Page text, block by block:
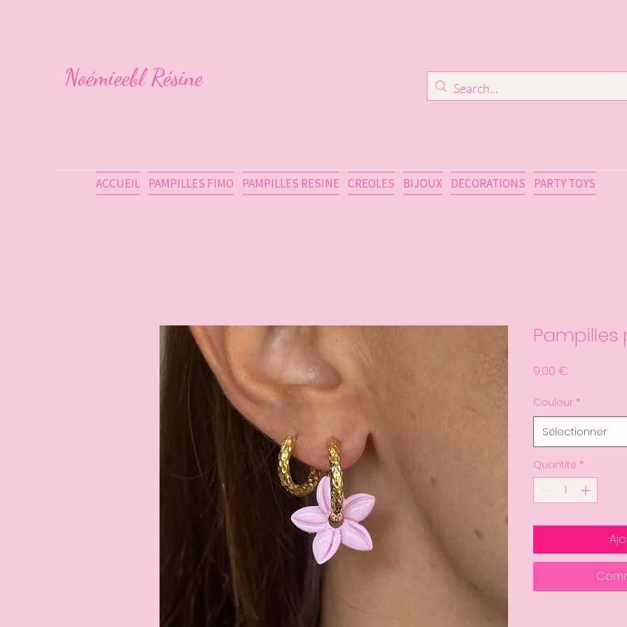
Noémieebl Résine
ACCUEIL PAMPILLES FIMO PAMPILLES RESINE CREOLES BIJOUX DECORATIONS PARTY TOYS
9,00 €
Couleur *
Sélectionner
Quantité *